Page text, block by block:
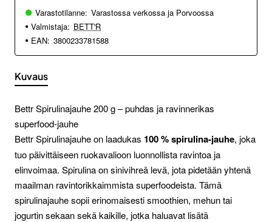
Varastotilanne: Varastossa verkossa ja Porvoossa
Valmistaja: BETT'R
EAN: 3800233781588
Kuvaus
Bettr Spirulinajauhe 200 g – puhdas ja ravinnerikas
superfood-jauhe
Bettr Spirulinajauhe on laadukas 100 % spirulina-jauhe, joka
tuo päivittäiseen ruokavalioon luonnollista ravintoa ja
elinvoimaa. Spirulina on sinivihreä levä, jota pidetään yhtenä
maailman ravintorikkaimmista superfoodeista. Tämä
spirulinajauhe sopii erinomaisesti smoothien, mehun tai
jogurtin sekaan sekä kaikille, jotka haluavat lisätä